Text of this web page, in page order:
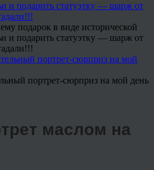
подарок в виде исторической
и подарить статуэтку — шарж от
портрет-сюрприз на мой день
маслом на